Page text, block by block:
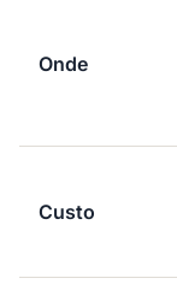
Onde
Custo